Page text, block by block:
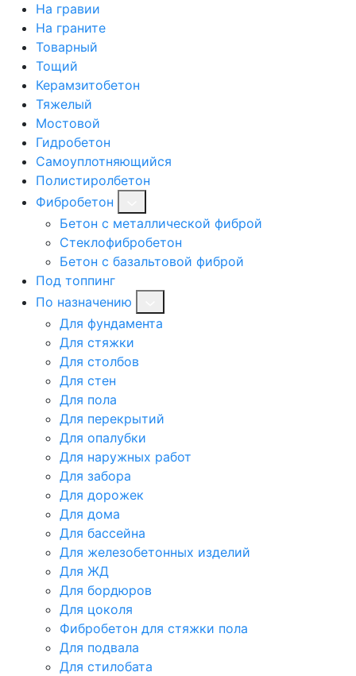
На гравии
На граните
Товарный
Тощий
Керамзитобетон
Тяжелый
Мостовой
Гидробетон
Самоуплотняющийся
Полистиролбетон
Фибробетон
Бетон с металлической фиброй
Стеклофибробетон
Бетон с базальтовой фиброй
Под топпинг
По назначению
Для фундамента
Для стяжки
Для столбов
Для стен
Для пола
Для перекрытий
Для опалубки
Для наружных работ
Для забора
Для дорожек
Для дома
Для бассейна
Для железобетонных изделий
Для ЖД
Для бордюров
Для цоколя
Фибробетон для стяжки пола
Для подвала
Для стилобата